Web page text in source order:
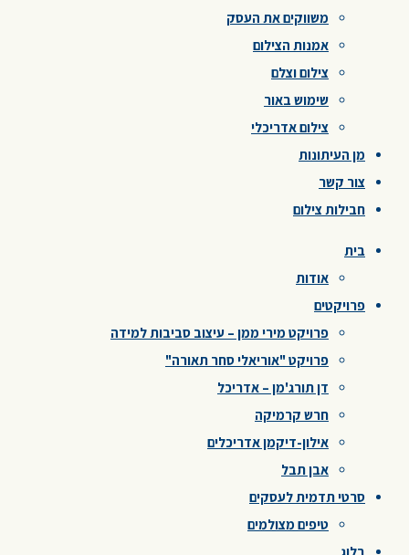
משווקים את העסק
אמנות הצילום
צילום וצלם
שימוש באור
צילום אדריכלי
מן העיתונות
צור קשר
חבילות צילום
בית
אודות
פרויקטים
פרויקט מירי ממן – עיצוב סביבות למידה
פרויקט "אוריאלי סחר תאורה"
דן תורג'מן – אדריכל
חרש קרמיקה
אילון-דיקמן אדריכלים
אבן תבל
סרטי תדמית לעסקים
טיפים מצולמים